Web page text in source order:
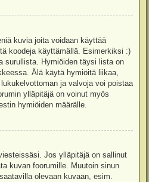
kuvia joita voidaan käyttää
koodeja käyttämällä. Esimerkiksi :)
surullista. Hymiöiden täysi lista on
Älä käytä hymiöitä liikaa,
ja valvoja voi poistaa
ylläpitäjä on voinut myös
hymiöiden määrälle.
Jos ylläpitäjä on sallinut
kuvan foorumille. Muutoin sinun
olevaan kuvaan, esim.